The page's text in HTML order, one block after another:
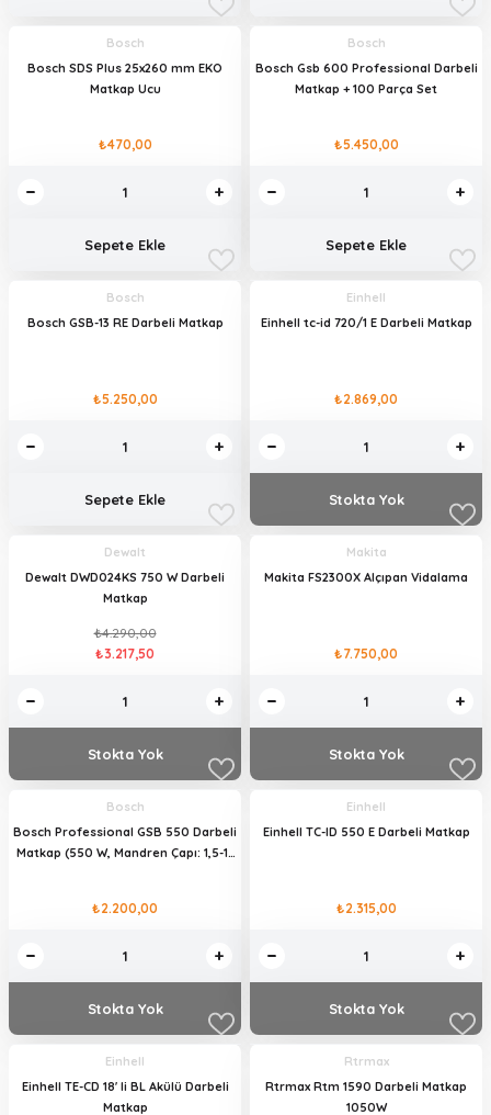
Bosch
Bosch SDS Plus 25x260 mm EKO
Matkap Ucu
₺470,00
Sepete Ekle
Bosch
Bosch Gsb 600 Professional Darbeli
Matkap + 100 Parça Set
₺5.450,00
Sepete Ekle
Bosch
Bosch GSB-13 RE Darbeli Matkap
₺5.250,00
Sepete Ekle
Einhell
Einhell tc-id 720/1 E Darbeli Matkap
₺2.869,00
Stokta Yok
Dewalt
Dewalt DWD024KS 750 W Darbeli
Matkap
₺4.290,00
₺3.217,50
Stokta Yok
Makita
Makita FS2300X Alçıpan Vidalama
₺7.750,00
Stokta Yok
Bosch
Bosch Professional GSB 550 Darbeli
Matkap (550 W, Mandren Çapı: 1,5-13
₺2.200,00
Stokta Yok
Einhell
Einhell TC-ID 550 E Darbeli Matkap
₺2.315,00
Stokta Yok
Einhell
Einhell TE-CD 18' li BL Akülü Darbeli
Matkap
Rtrmax
Rtrmax Rtm 1590 Darbeli Matkap
1050W